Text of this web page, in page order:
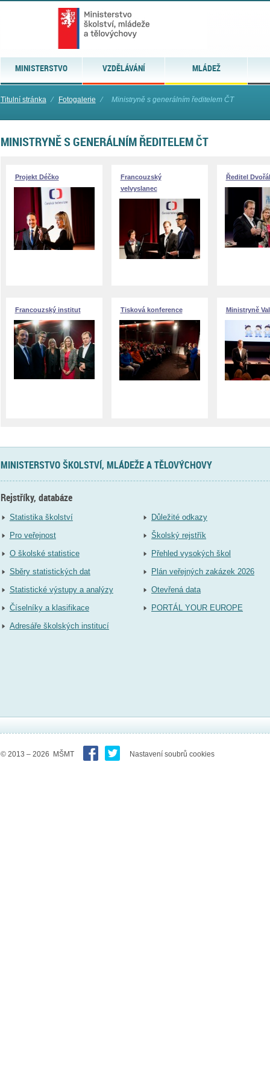
MINISTERSTVO VZDĚLÁVÁNÍ MLÁDEŽ
Titulní stránka ⁄ Fotogalerie ⁄ Ministryně s generálním ředitelem ČT
MINISTRYNĚ S GENERÁLNÍM ŘEDITELEM ČT
Projekt Déčko
Francouzský
velvyslanec
Ředitel
Francouzský institut Tisková konference Ministryně
MINISTERSTVO ŠKOLSTVÍ, MLÁDEŽE A TĚLOVÝCHOVY
Rejstříky, databáze
Statistika školství
Pro veřejnost
O školské statistice
Sběry statistických dat
Statistické výstupy a analýzy
Číselníky a klasifikace
Adresáře školských institucí
Důležité odkazy
Školský rejstřík
Přehled vysokých škol
Plán veřejných zakázek 2026
Otevřená data
PORTÁL YOUR EUROPE
© 2013 – 2026 MŠMT Nastavení soubrů cookies